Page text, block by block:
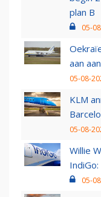
plan B
05-
aan
05-08-
KLM
05-08-
Willie
05-